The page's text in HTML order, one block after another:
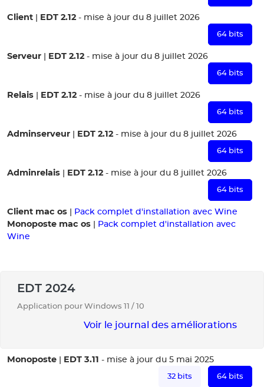
Client | EDT 2.12 - mise à jour du 8 juillet 2026
64 bits
Serveur | EDT 2.12 - mise à jour du 8 juillet 2026
64 bits
Relais | EDT 2.12 - mise à jour du 8 juillet 2026
64 bits
Adminserveur | EDT 2.12 - mise à jour du 8 juillet 2026
64 bits
Adminrelais | EDT 2.12 - mise à jour du 8 juillet 2026
64 bits
Client mac os | Pack complet d'installation avec Wine
Monoposte mac os | Pack complet d'installation avec
Wine
EDT 2024
Application pour Windows 11 / 10
Voir le journal des améliorations
Monoposte EDT 3.11 - mise à jour du 5 mai 2025
32 bits 64 bits